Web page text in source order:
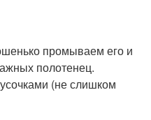
промываем его и
полотенец.
(не слишком